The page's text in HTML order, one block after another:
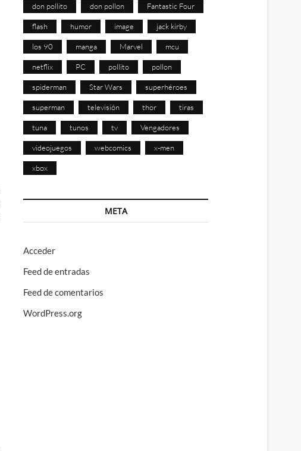
don pollito don pollon Fantastic Four
flash humor image jack kirby
los 90 manga Marvel mcu
netflix PC pollito pollon
spiderman Star Wars superhéroes
superman televisión thor tiras
tuna tunos tv Vengadores
videojuegos webcomics x-men
xbox
META
Acceder
Feed de entradas
Feed de comentarios
WordPress.org